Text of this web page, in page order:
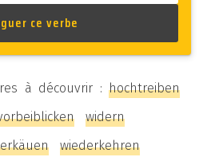
à découvrir : hochtreiben
widern
wiederkehren